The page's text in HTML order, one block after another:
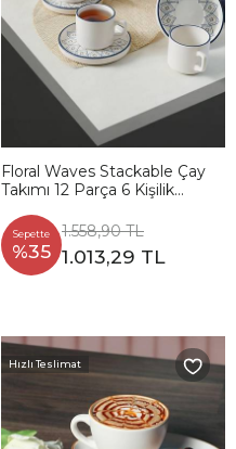
Floral Waves Stackable Çay
Takımı 12 Parça 6 Kişilik
Sepette
%35
1.558,90 TL
1.013,29 TL
Hızlı Teslimat